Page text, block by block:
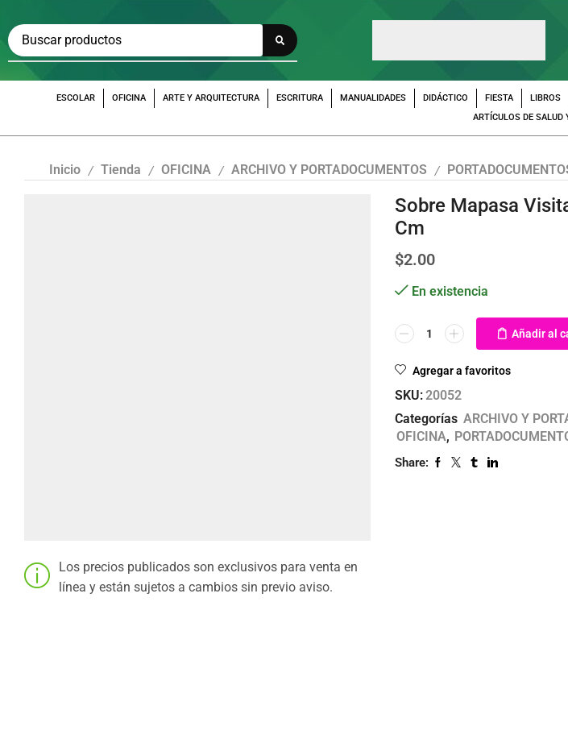
ESCOLAR OFICINA ARTE Y ARQUITECTURA ESCRITURA MANUALIDADES DIDÁCTICO FIESTA LIBROS
ARTÍCULOS DE SALUD
Inicio / Tienda / OFICINA / ARCHIVO Y PORTADOCUMENTOS /
Los precios publicados son exclusivos para venta en
línea y están sujetos a cambios sin previo aviso.
Sobre Mapasa
Cm
$2.00
En existencia
Añadir al
Agregar a favoritos
SKU:20052
Categorías ARCHIVO Y
OFICINA,
Share: